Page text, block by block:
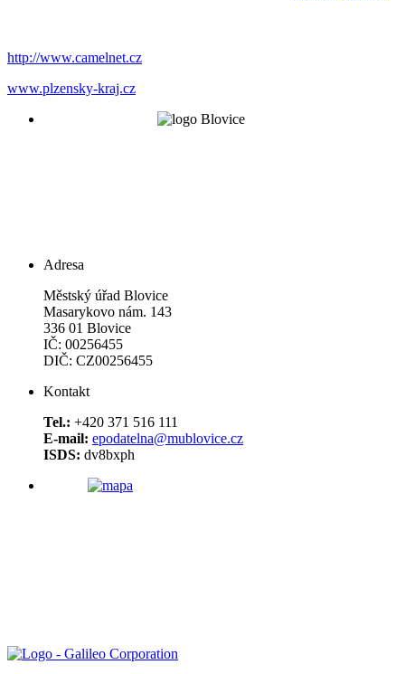
http://www.camelnet.cz
www.plzensky-kraj.cz
Adresa
Městský úřad Blovice
Masarykovo nám. 143
336 01 Blovice
IČ: 00256455
DIČ: CZ00256455
Kontakt
Tel.: +420 371 516 111
E-mail: epodatelna@mublovice.cz
ISDS: dv8bxph